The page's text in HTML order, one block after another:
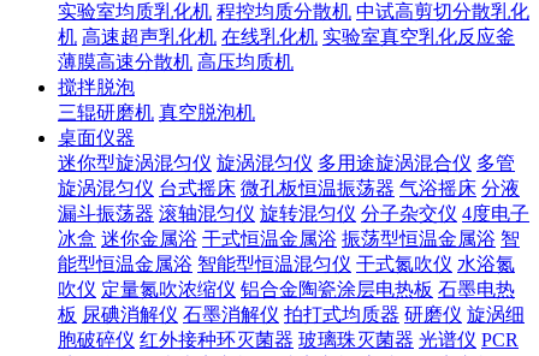
实验室均质乳化机 程控均质分散机 中试高剪切分散乳化
机 高速超声乳化机 在线乳化机 实验室真空乳化反应釜
薄膜高速分散机 高压均质机
搅拌脱泡
三辊研磨机 真空脱泡机
桌面仪器
迷你型旋涡混匀仪 旋涡混匀仪 多用途旋涡混合仪 多管
旋涡混匀仪 台式摇床 微孔板恒温振荡器 气浴摇床 分液
漏斗振荡器 滚轴混匀仪 旋转混匀仪 分子杂交仪 4度电子
冰盒 迷你金属浴 干式恒温金属浴 振荡型恒温金属浴 智
能型恒温金属浴 智能型恒温混匀仪 干式氮吹仪 水浴氮
吹仪 定量氮吹浓缩仪 铝合金陶瓷涂层电热板 石墨电热
板 尿碘消解仪 石墨消解仪 拍打式均质器 研磨仪 旋涡细
胞破碎仪 红外接种环灭菌器 玻璃珠灭菌器 光谱仪 PCR